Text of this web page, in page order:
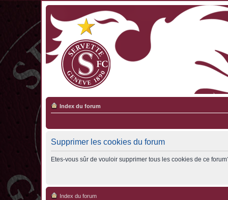
Index du forum
Supprimer les cookies du forum
Etes-vous sûr de vouloir supprimer tous les cookies de ce
Index du forum